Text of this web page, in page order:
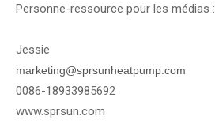
Personne-ressource pour les médias :
Jessie
marketing@sprsunheatpump.com
0086-18933985692
www.sprsun.com